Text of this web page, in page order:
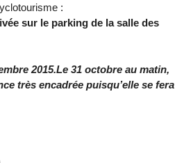
:
sur le parking de la salle des
2015.Le 31 octobre au matin,
très encadrée puisqu’elle se fera